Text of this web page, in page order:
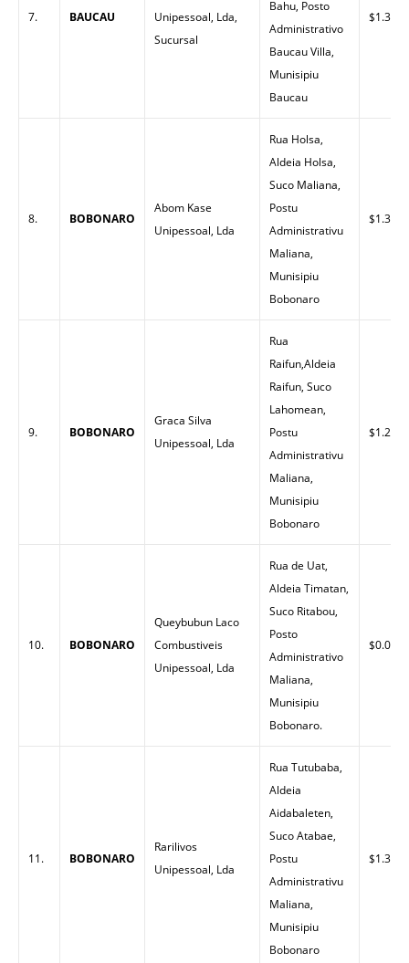
7. BAUCAU
Unipessoal, Lda,
Sucursal
Bahu, Posto
Administrativo
Baucau Villa,
Munisipiu
Baucau
$1.30
8. BOBONARO
Abom Kase
Unipessoal, Lda
Rua Holsa,
Aldeia Holsa,
Suco Maliana,
Postu
Administrativu
Maliana,
Munisipiu
Bobonaro
$1.35
9. BOBONARO
Graca Silva
Unipessoal, Lda
Rua
Raifun,Aldeia
Raifun, Suco
Lahomean,
Postu
Administrativu
Maliana,
Munisipiu
Bobonaro
$1.29
10. BOBONARO
Queybubun Laco
Combustiveis
Unipessoal, Lda
Rua de Uat,
Aldeia Timatan,
Suco Ritabou,
Posto
Administrativo
Maliana,
Munisipiu
Bobonaro.
$0.00
11. BOBONARO
Rarilivos
Unipessoal, Lda
Rua Tutubaba,
Aldeia
Aidabaleten,
Suco Atabae,
Postu
Administrativu
Maliana,
Munisipiu
Bobonaro
$1.32